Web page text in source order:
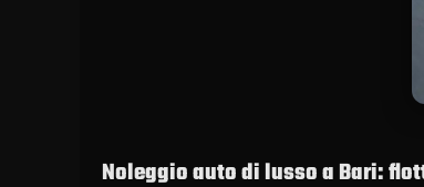
Noleggio auto di lusso a Bari: